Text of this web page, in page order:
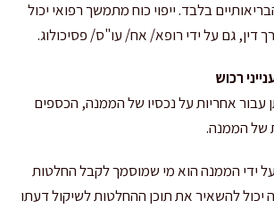
בלבד. ייפוי כוח מתמשך רפואי יכול
דין, גם על ידי רופא/ אח/ עו"ס/ פסיכולוג.
רכוש
עבור אחריות על נכסיו של הממנה, הכספים
של הממנה.
ידי הממנה הוא מי שמוסמך לקבל החלטות
להשאיר את תוכן ההחלטות לשיקול דעתו